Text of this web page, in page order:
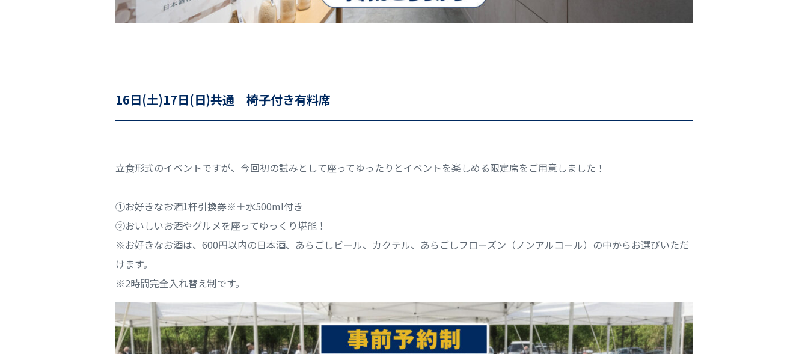
16日(土)17日(日)共通 椅子付き有料席
立食形式のイベントですが、今回初の試みとして座ってゆったりとイベントを楽しめる限定席をご用意しました！
①お好きなお酒1杯引換券※＋水500ml付き
②おいしいお酒やグルメを座ってゆっくり堪能！
※お好きなお酒は、600円以内の日本酒、あらごしビール、カクテル、あらごしフローズン（ノンアルコール）の中からお選びいただ
けます。
※2時間完全入れ替え制です。